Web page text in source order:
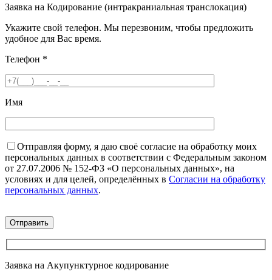
Заявка на Кодирование (интракраниальная транслокация)
Укажите свой телефон. Мы перезвоним, чтобы предложить
удобное для Вас время.
Телефон *
Имя
Отправляя форму, я даю своё согласие на обработку моих
персональных данных в соответствии с Федеральным законом
от 27.07.2006 № 152-ФЗ «О персональных данных», на
условиях и для целей, определённых в Согласии на обработку
персональных данных.
Заявка на Акупунктурное кодирование